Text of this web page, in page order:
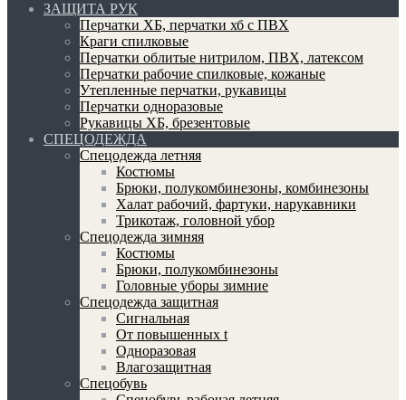
ЗАЩИТА РУК
Перчатки ХБ, перчатки хб с ПВХ
Краги спилковые
Перчатки облитые нитрилом, ПВХ, латексом
Перчатки рабочие спилковые, кожаные
Утепленные перчатки, рукавицы
Перчатки одноразовые
Рукавицы ХБ, брезентовые
СПЕЦОДЕЖДА
Спецодежда летняя
Костюмы
Брюки, полукомбинезоны, комбинезоны
Халат рабочий, фартуки, нарукавники
Трикотаж, головной убор
Спецодежда зимняя
Костюмы
Брюки, полукомбинезоны
Головные уборы зимние
Спецодежда защитная
Сигнальная
От повышенных t
Одноразовая
Влагозащитная
Спецобувь